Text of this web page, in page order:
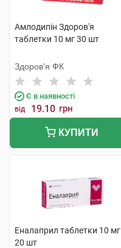
Амлодипін Здоров'я
таблетки 10 мг 30 шт
Здоров'я ФК
Є в наявності
від 19.10 грн
КУПИТИ
Еналаприл таблетки 10 мг
20 шт